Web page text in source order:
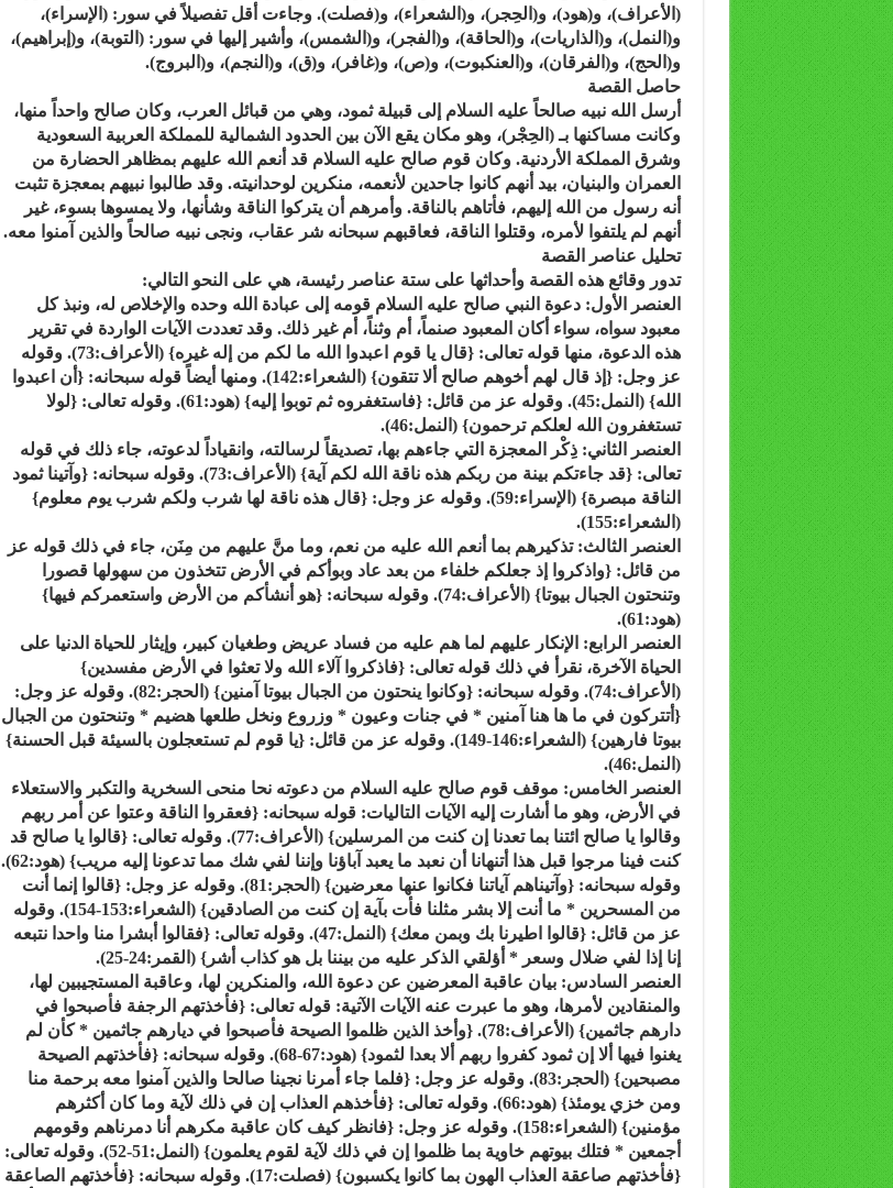
(الأعراف)، و(هود)، و(الحِجر)، و(الشعراء)، و(فصلت). وجاءت أقل تفصيلاً في سور: (الإسراء)،
و(النمل)، و(الذاريات)، و(الحاقة)، و(الفجر)، و(الشمس)، وأشير إليها في سور: (التوبة)، و(إبراهيم)،
و(الحج)، و(الفرقان)، و(العنكبوت)، و(ص)، و(غافر)، و(ق)، و(النجم)، و(البروج).
حاصل القصة
أرسل الله نبيه صالحاً عليه السلام إلى قبيلة ثمود، وهي من قبائل العرب، وكان صالح واحداً منها،
وكانت مساكنها بـ (الحِجْر)، وهو مكان يقع الآن بين الحدود الشمالية للمملكة العربية السعودية
وشرق المملكة الأردنية. وكان قوم صالح عليه السلام قد أنعم الله عليهم بمظاهر الحضارة من
العمران والبنيان، بيد أنهم كانوا جاحدين لأنعمه، منكرين لوحدانيته. وقد طالبوا نبيهم بمعجزة تثبت
أنه رسول من الله إليهم، فأتاهم بالناقة. وأمرهم أن يتركوا الناقة وشأنها، ولا يمسوها بسوء، غير
أنهم لم يلتفوا لأمره، وقتلوا الناقة، فعاقبهم سبحانه شر عقاب، ونجى نبيه صالحاً والذين آمنوا معه.
تحليل عناصر القصة
تدور وقائع هذه القصة وأحداثها على ستة عناصر رئيسة، هي على النحو التالي:
العنصر الأول: دعوة النبي صالح عليه السلام قومه إلى عبادة الله وحده والإخلاص له، ونبذ كل
معبود سواه، سواء أكان المعبود صنماً، أم وثناً، أم غير ذلك. وقد تعددت الآيات الواردة في تقرير
هذه الدعوة، منها قوله تعالى: {قال يا قوم اعبدوا الله ما لكم من إله غيره} (الأعراف:73). وقوله
عز وجل: {إذ قال لهم أخوهم صالح ألا تتقون} (الشعراء:142). ومنها أيضاً قوله سبحانه: {أن اعبدوا
الله} (النمل:45). وقوله عز من قائل: {فاستغفروه ثم توبوا إليه} (هود:61). وقوله تعالى: {لولا
تستغفرون الله لعلكم ترحمون} (النمل:46).
العنصر الثاني: ذِكْر المعجزة التي جاءهم بها، تصديقاً لرسالته، وانقياداً لدعوته، جاء ذلك في قوله
تعالى: {قد جاءتكم بينة من ربكم هذه ناقة الله لكم آية} (الأعراف:73). وقوله سبحانه: {وآتينا ثمود
الناقة مبصرة} (الإسراء:59). وقوله عز وجل: {قال هذه ناقة لها شرب ولكم شرب يوم معلوم}
(الشعراء:155).
العنصر الثالث: تذكيرهم بما أنعم الله عليه من نعم، وما منَّ عليهم من مِنَن، جاء في ذلك قوله عز
من قائل: {واذكروا إذ جعلكم خلفاء من بعد عاد وبوأكم في الأرض تتخذون من سهولها قصورا
وتنحتون الجبال بيوتا} (الأعراف:74). وقوله سبحانه: {هو أنشأكم من الأرض واستعمركم فيها}
(هود:61).
العنصر الرابع: الإنكار عليهم لما هم عليه من فساد عريض وطغيان كبير، وإيثار للحياة الدنيا على
الحياة الآخرة، نقرأ في ذلك قوله تعالى: {فاذكروا آلاء الله ولا تعثوا في الأرض مفسدين}
(الأعراف:74). وقوله سبحانه: {وكانوا ينحتون من الجبال بيوتا آمنين} (الحجر:82). وقوله عز وجل:
{أتتركون في ما ها هنا آمنين * في جنات وعيون * وزروع ونخل طلعها هضيم * وتنحتون من الجبال
بيوتا فارهين} (الشعراء:146-149). وقوله عز من قائل: {يا قوم لم تستعجلون بالسيئة قبل الحسنة}
(النمل:46).
العنصر الخامس: موقف قوم صالح عليه السلام من دعوته نحا منحى السخرية والتكبر والاستعلاء
في الأرض، وهو ما أشارت إليه الآيات التاليات: قوله سبحانه: {فعقروا الناقة وعتوا عن أمر ربهم
وقالوا يا صالح ائتنا بما تعدنا إن كنت من المرسلين} (الأعراف:77). وقوله تعالى: {قالوا يا صالح قد
كنت فينا مرجوا قبل هذا أتنهانا أن نعبد ما يعبد آباؤنا وإننا لفي شك مما تدعونا إليه مريب} (هود:62).
وقوله سبحانه: {وآتيناهم آياتنا فكانوا عنها معرضين} (الحجر:81). وقوله عز وجل: {قالوا إنما أنت
من المسحرين * ما أنت إلا بشر مثلنا فأت بآية إن كنت من الصادقين} (الشعراء:153-154). وقوله
عز من قائل: {قالوا اطيرنا بك وبمن معك} (النمل:47). وقوله تعالى: {فقالوا أبشرا منا واحدا نتبعه
إنا إذا لفي ضلال وسعر * أؤلقي الذكر عليه من بيننا بل هو كذاب أشر} (القمر:24-25).
العنصر السادس: بيان عاقبة المعرضين عن دعوة الله، والمنكرين لها، وعاقبة المستجيبين لها،
والمنقادين لأمرها، وهو ما عبرت عنه الآيات الآتية: قوله تعالى: {فأخذتهم الرجفة فأصبحوا في
دارهم جاثمين} (الأعراف:78). {وأخذ الذين ظلموا الصيحة فأصبحوا في ديارهم جاثمين * كأن لم
يغنوا فيها ألا إن ثمود كفروا ربهم ألا بعدا لثمود} (هود:67-68). وقوله سبحانه: {فأخذتهم الصيحة
مصبحين} (الحجر:83). وقوله عز وجل: {فلما جاء أمرنا نجينا صالحا والذين آمنوا معه برحمة منا
ومن خزي يومئذ} (هود:66). وقوله تعالى: {فأخذهم العذاب إن في ذلك لآية وما كان أكثرهم
مؤمنين} (الشعراء:158). وقوله عز وجل: {فانظر كيف كان عاقبة مكرهم أنا دمرناهم وقومهم
أجمعين * فتلك بيوتهم خاوية بما ظلموا إن في ذلك لآية لقوم يعلمون} (النمل:51-52). وقوله تعالى:
{فأخذتهم صاعقة العذاب الهون بما كانوا يكسبون} (فصلت:17). وقوله سبحانه: {فأخذتهم الصاعقة